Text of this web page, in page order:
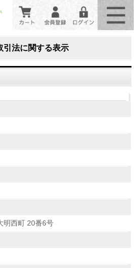
引法に関する表示
明西町 20番6号